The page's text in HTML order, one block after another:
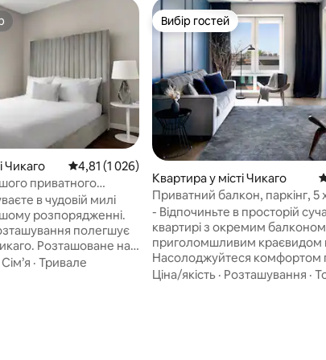
266
Чикаго Середня оцінка: 4,81 з 5, відгуки: 1 026
4,81 (1 026)
приватного
в чудовій милі
розпорядженні.
полегшує
Розташоване на
Чикаго, ви будете в
від пляжу Оук-стріт, в
Сім’я · Тривале
Вибір гостей
Вибір гостей
Квартира у місті Чикаго
Приватний балкон, паркінг, 5
УКУ
- Відпочиньте в просторій
квартирі з окремим балконом
приголомшливим краєвидом
Насолоджуйтеся комфортом
облаштованої кухні та
Ціна/якість · Розташування ·